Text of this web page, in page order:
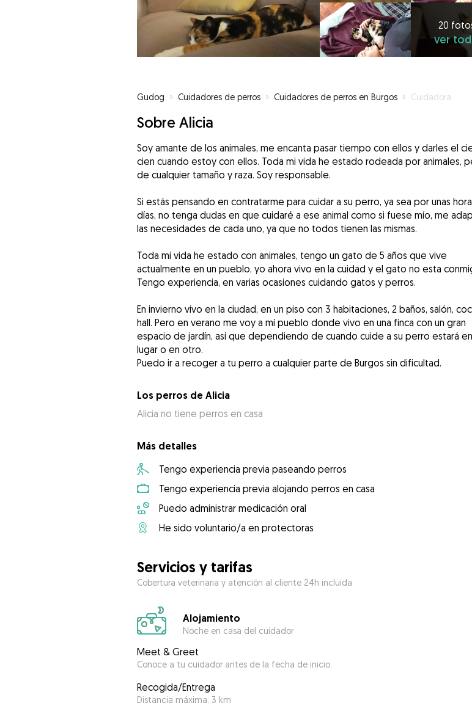
20
ver
Gudog » Cuidadores de perros » Cuidadores de perros en Burgos » Cuidadora
Sobre Alicia
Soy amante de los animales, me encanta pasar tiempo con ellos y darles el
cien cuando estoy con ellos. Toda mi vida he estado rodeada por animales,
de cualquier tamaño y raza. Soy responsable.
Si estás pensando en contratarme para cuidar a su perro, ya sea por unas
días, no tenga dudas en que cuidaré a ese animal como si fuese mío, me
las necesidades de cada uno, ya que no todos tienen las mismas.
Toda mi vida he estado con animales, tengo un gato de 5 años que vive
actualmente en un pueblo, yo ahora vivo en la cuidad y el gato no esta
Tengo experiencia, en varias ocasiones cuidando gatos y perros.
En invierno vivo en la ciudad, en un piso con 3 habitaciones, 2 baños, salón,
hall. Pero en verano me voy a mí pueblo donde vivo en una finca con un gran
espacio de jardín, así que dependiendo de cuando cuide a su perro estará
lugar o en otro.
Puedo ir a recoger a tu perro a cualquier parte de Burgos sin dificultad.
Los perros de Alicia
Alicia no tiene perros en casa
Más detalles
Tengo experiencia previa paseando perros
Tengo experiencia previa alojando perros en casa
Puedo administrar medicación oral
He sido voluntario/a en protectoras
Servicios y tarifas
Cobertura veterinaria y atención al cliente 24h incluida
Alojamiento
Noche en casa del cuidador
Meet & Greet
Conoce a tu cuidador antes de la fecha de inicio.
Recogida/Entrega
Distancia máxima: 3 km